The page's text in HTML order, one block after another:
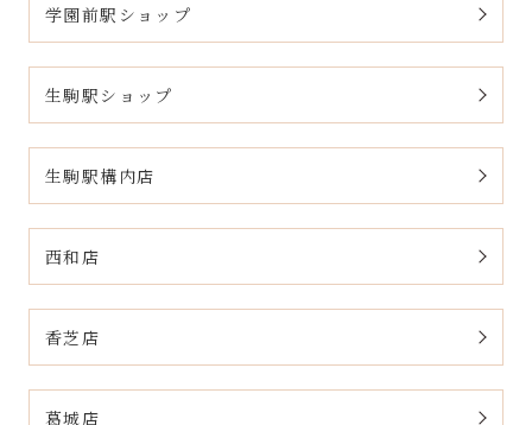
学園前駅ショップ
生駒駅ショップ
生駒駅構内店
西和店
香芝店
葛城店